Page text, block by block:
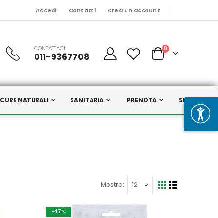
Accedi Contatti Crea un account
CONTATTACI
011-9367708 Cart
0Prodotti
CURE NATURALI SANITARIA PRENOTA SCELTI DA
Mostra
Mostra
Griglia
Lista
-47%